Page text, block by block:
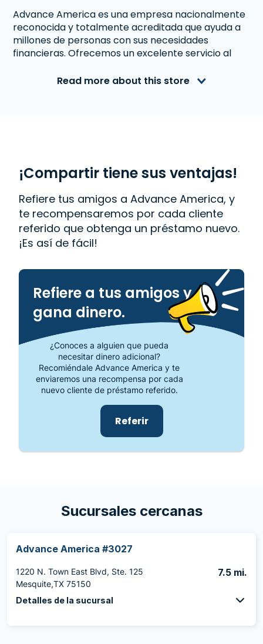
Advance America es una empresa nacionalmente
reconocida y totalmente acreditada que ayuda a
millones de personas con sus necesidades
financieras. Ofrecemos un excelente servicio al
dinero inmediato. Con nosotros obtener un
Garland, TX 75040.
Read more about this store
¡Compartir tiene sus ventajas!
Refiere tus amigos a Advance America, y
te recompensaremos por cada cliente
referido que obtenga un préstamo nuevo.
¡Es así de fácil!
Refiere a tus amigos y
gana dinero.
¿Conoces a alguien que pueda
necesitar dinero adicional?
Recomiéndale Advance America y te
enviaremos una recompensa por cada
nuevo cliente de préstamo referido.
Referir
Sucursales cercanas
Advance America #3027
1220 N. Town East Blvd, Ste. 125
Mesquite,TX 75150
7.5 mi.
Detalles de la sucursal